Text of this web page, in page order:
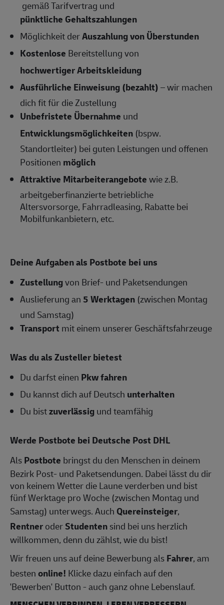
gemäß Tarifvertrag und
pünktliche Gehaltszahlungen
Möglichkeit derAuszahlung von Überstunden
Kostenlose Bereitstellung von
hochwertiger Arbeitskleidung
Ausführliche Einweisung (bezahlt)– wir machen
dich fit für die Zustellung
Unbefristete Übernahme und
Entwicklungsmöglichkeiten (bspw.
Standortleiter) bei guten Leistungen und offenen
Positionen möglich
Attraktive Mitarbeiterangebotewie z.B.
arbeitgeberfinanzierte betriebliche
Altersvorsorge, Fahrradleasing, Rabatte bei
Mobilfunkanbietern, etc.
Deine Aufgaben als Postbote bei uns
Zustellungvon Brief- und Paketsendungen
Auslieferung an5 Werktagen (zwischen Montag
und Samstag)
Transport mit einem unserer Geschäftsfahrzeuge
Was du als Zusteller bietest
Du darfst einen Pkw fahren
Du kannst dich auf Deutsch unterhalten
Du bistzuverlässigund teamfähig
Werde Postbote bei Deutsche Post DHL
AlsPostbote bringst du den Menschen in deinem
Bezirk Post- und Paketsendungen. Dabei lässt du dir
von keinem Wetter die Laune verderben und bist
fünf Werktage pro Woche (zwischen Montag und
Samstag) unterwegs. Auch Quereinsteiger,
RentneroderStudentensind bei uns herzlich
willkommen, denn du zählst, wie du bist!
Wir freuen uns auf deine Bewerbung alsFahrer, am
bestenonline! Klicke dazu einfach auf den
'Bewerben' Button - auch ganz ohne Lebenslauf.